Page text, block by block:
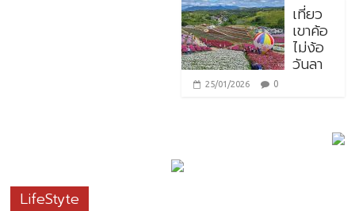
เที่ยว
เขาค้อ
ไม่ง้อ
วันลา
25/01/2026 0
LifeStyte